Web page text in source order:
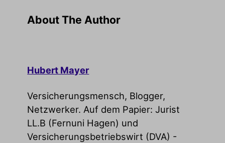
About The Author
Hubert Mayer
Versicherungsmensch, Blogger,
Netzwerker. Auf dem Papier: Jurist
LL.B (Fernuni Hagen) und
Versicherungsbetriebswirt (DVA) -